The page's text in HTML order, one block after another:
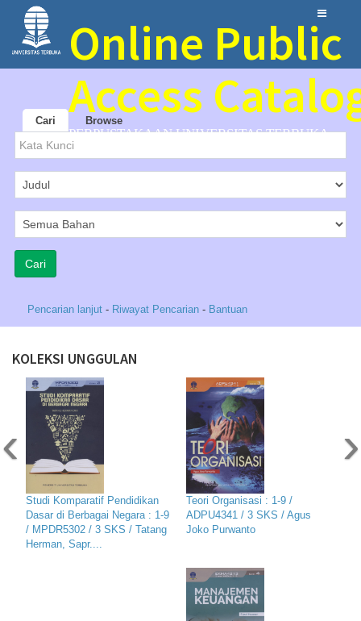
Online Public
Access
PERPUSTAKAAN UNIVERSITAS TERBUKA
Cari Browse
Pencarian lanjut - Riwayat Pencarian - Bantuan
KOLEKSI UNGGULAN
Studi Komparatif Pendidikan
Dasar di Berbagai Negara : 1-9
/ MPDR5302 / 3 SKS / Tatang
Herman, Sapr....
Teori Organisasi : 1-9 /
ADPU4341 / 3 SKS / Agus
Joko Purwanto
‹ ›